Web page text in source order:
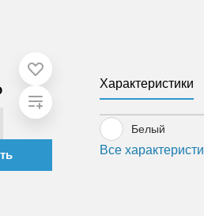
Характеристики
Белый
Все